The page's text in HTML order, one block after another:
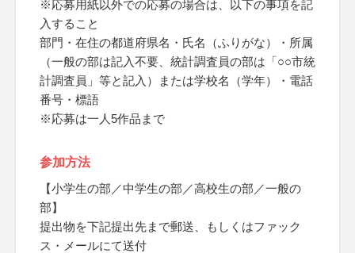
※応募用紙以外での応募の場合は、以下の事項を記
入すること
部門・在住の都道府県名・氏名（ふりがな）・所属
（一般の部は記入不要、統計調査員の部は「○○市統
計調査員」等と記入）または学校名（学年）・電話
番号・標語
※応募は一人5作品まで
参加方法
【小学生の部／中学生の部／高校生の部／一般の
部】
提出物を下記提出先まで郵送、もしくはファック
ス・メールにて送付